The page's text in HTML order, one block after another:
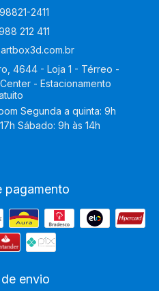
2411
212 411
4644 - Loja 1 - Térreo -
- Estacionamento
Segunda a quinta: 9h
Sábado: 9h às 14h
pagamento
envio